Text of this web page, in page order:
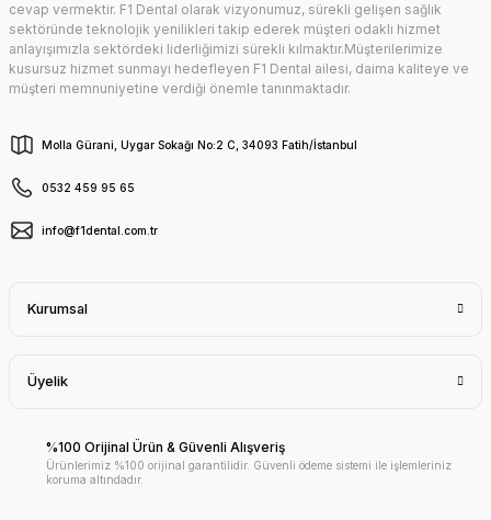
cevap vermektir. F1 Dental olarak vizyonumuz, sürekli gelişen sağlık
sektöründe teknolojik yenilikleri takip ederek müşteri odaklı hizmet
anlayışımızla sektördeki liderliğimizi sürekli kılmaktır.Müşterilerimize
kusursuz hizmet sunmayı hedefleyen F1 Dental ailesi, daima kaliteye ve
müşteri memnuniyetine verdiği önemle tanınmaktadır.
Molla Gürani, Uygar Sokağı No:2 C, 34093 Fatih/İstanbul
0532 459 95 65
info@f1dental.com.tr
Kurumsal
Üyelik
%100 Orijinal Ürün & Güvenli Alışveriş
Ürünlerimiz %100 orijinal garantilidir. Güvenli ödeme sistemi ile işlemleriniz
koruma altındadır.